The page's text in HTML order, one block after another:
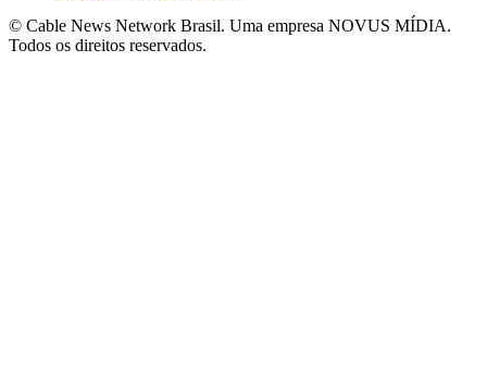
© Cable News Network Brasil. Uma empresa NOVUS MÍDIA.
Todos os direitos reservados.